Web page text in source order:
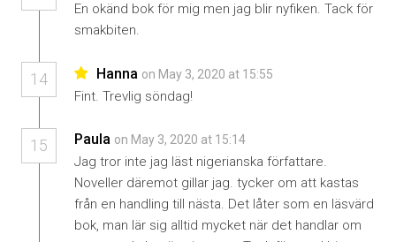
En okänd bok för mig men jag blir nyfiken. Tack för
smakbiten.
14 Hanna on May 3, 2020 at 15:55
Fint. Trevlig söndag!
15 Paula on May 3, 2020 at 15:14
Jag tror inte jag läst nigerianska författare.
Noveller däremot gillar jag. tycker om att kastas
från en handling till nästa. Det låter som en läsvärd
bok, man lär sig alltid mycket när det handlar om